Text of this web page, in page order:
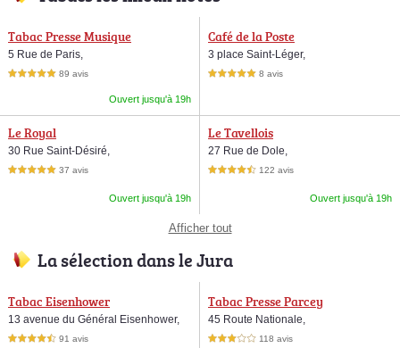
Tabac Presse Musique
5 Rue de Paris,
5,0 étoiles sur 5 89 avis
Ouvert jusqu'à 19h
Café de la Poste
3 place Saint-Léger,
5,0 étoiles sur 5 8 avis
Le Royal
30 Rue Saint-Désiré,
5,0 étoiles sur 5 37 avis
Ouvert jusqu'à 19h
Le Tavellois
27 Rue de Dole,
4,5 étoiles sur 5 122 avis
Ouvert jusqu'à 19h
Afficher tout
La sélection dans le Jura
Tabac Eisenhower
13 avenue du Général Eisenhower,
4,5 étoiles sur 5 91 avis
Tabac Presse Parcey
45 Route Nationale,
3,0 étoiles sur 5 118 avis